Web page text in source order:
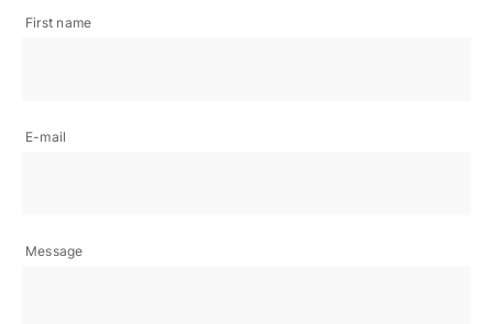
First name
E-mail
Message